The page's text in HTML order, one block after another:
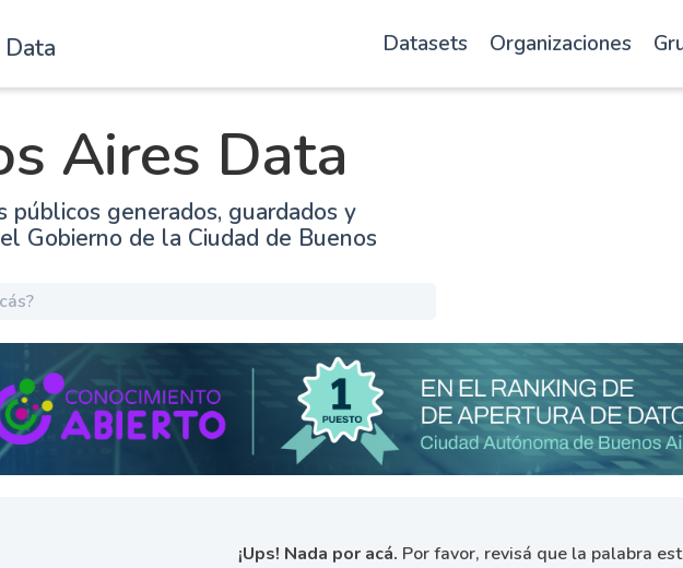
Data Datasets Organizaciones
Aires Data
públicos generados, guardados y
Gobierno de la Ciudad de Buenos
¡Ups! Nada por acá. Por favor, revisá que la palabra